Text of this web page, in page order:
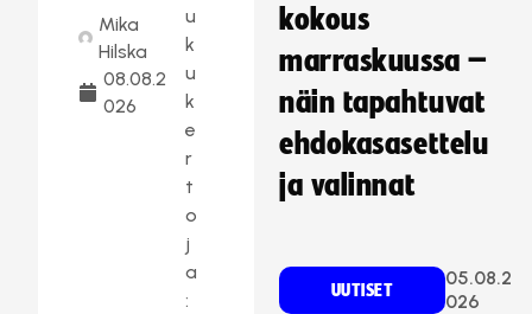
Mika
Hilska
08.08.2
026
u
k
u
k
e
r
t
o
j
a
:
kokous
marraskuussa –
näin tapahtuvat
ehdokasasettelu
ja valinnat
UUTISET
05.08.2
026